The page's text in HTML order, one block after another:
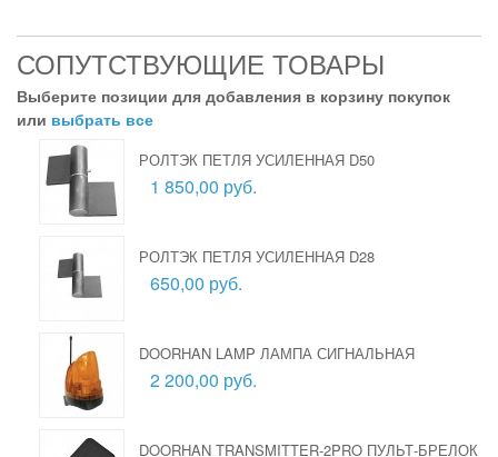
СОПУТСТВУЮЩИЕ ТОВАРЫ
Выберите позиции для добавления в корзину покупок
или выбрать все
РОЛТЭК ПЕТЛЯ УСИЛЕННАЯ D50
1 850,00 руб.
РОЛТЭК ПЕТЛЯ УСИЛЕННАЯ D28
650,00 руб.
DOORHAN LAMP ЛАМПА СИГНАЛЬНАЯ
2 200,00 руб.
DOORHAN TRANSMITTER-2PRO ПУЛЬТ-БРЕЛОК